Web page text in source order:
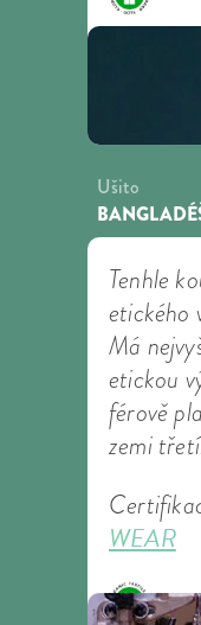
Ušito
Tenhle
etického
Má
etickou
férově
zemi
WEAR